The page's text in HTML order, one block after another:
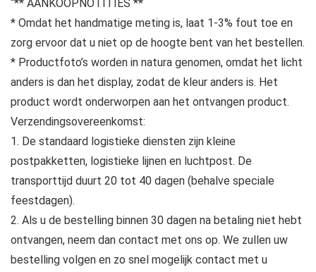
“** AANKOOPNOTITIES **
* Omdat het handmatige meting is, laat 1-3% fout toe en
zorg ervoor dat u niet op de hoogte bent van het bestellen.
* Productfoto’s worden in natura genomen, omdat het licht
anders is dan het display, zodat de kleur anders is. Het
product wordt onderworpen aan het ontvangen product.
Verzendingsovereenkomst:
1. De standaard logistieke diensten zijn kleine
postpakketten, logistieke lijnen en luchtpost. De
transporttijd duurt 20 tot 40 dagen (behalve speciale
feestdagen).
2. Als u de bestelling binnen 30 dagen na betaling niet hebt
ontvangen, neem dan contact met ons op. We zullen uw
bestelling volgen en zo snel mogelijk contact met u